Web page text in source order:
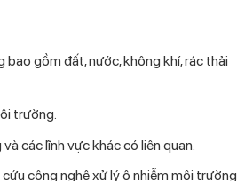
gồm đất, nước, không khí, rác thải
trường.
các lĩnh vực khác có liên quan.
công nghệ xử lý ô nhiễm môi trường